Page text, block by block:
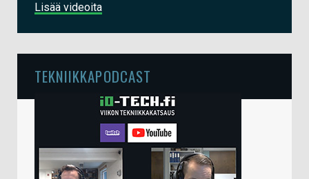
Lisää videoita
TEKNIIKKAPODCAST